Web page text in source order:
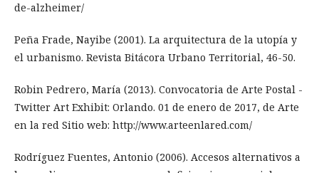
de-alzheimer/
Peña Frade, Nayibe (2001). La arquitectura de la utopía y
el urbanismo. Revista Bitácora Urbano Territorial, 46-50.
Robin Pedrero, María (2013). Convocatoria de Arte Postal -
Twitter Art Exhibit: Orlando. 01 de enero de 2017, de Arte
en la red Sitio web: http://www.arteenlared.com/
Rodríguez Fuentes, Antonio (2006). Accesos alternativos a